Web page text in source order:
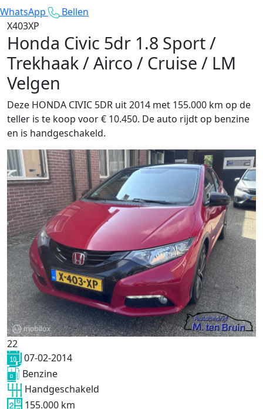
WhatsApp
Bellen
X403XP
Honda Civic 5dr 1.8 Sport /
Trekhaak / Airco / Cruise / LM
Velgen
Deze HONDA CIVIC 5DR uit 2014 met 155.000 km op de
teller is te koop voor € 10.450. De auto rijdt op benzine
en is handgeschakeld.
22
07-02-2014
Benzine
Handgeschakeld
155.000 km